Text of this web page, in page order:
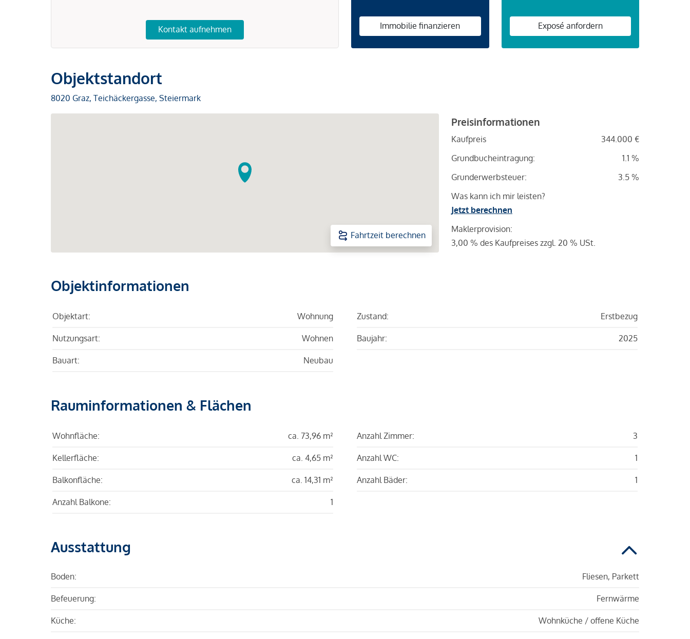
Kontakt aufnehmen Immobilie finanzieren Exposé anfordern
Objektstandort
8020 Graz, Teichäckergasse, Steiermark
Fahrtzeit berechnen
Preisinformationen
Kaufpreis
344.000 €
Grundbucheintragung:
1.1 %
Grunderwerbsteuer:
3.5 %
Was kann ich mir leisten?
Jetzt berechnen
Maklerprovision:
3,00 % des Kaufpreises zzgl. 20 % USt.
Objektinformationen
Objektart: Wohnung
Nutzungsart: Wohnen
Bauart: Neubau
Zustand: Erstbezug
Baujahr: 2025
Rauminformationen & Flächen
Wohnfläche: ca. 73,96 m²
Kellerfläche: ca. 4,65 m²
Balkonfläche: ca. 14,31 m²
Anzahl Balkone: 1
Anzahl Zimmer: 3
Anzahl WC: 1
Anzahl Bäder: 1
Ausstattung
Boden: Fliesen, Parkett
Befeuerung: Fernwärme
Küche: Wohnküche / offene Küche